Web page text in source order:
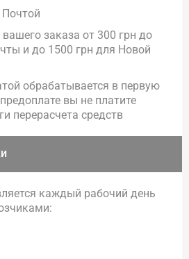
заказа от 300 грн до
и до 1500 грн для Новой
обрабатывается в первую
вы не платите
перерасчета средств
каждый рабочий день